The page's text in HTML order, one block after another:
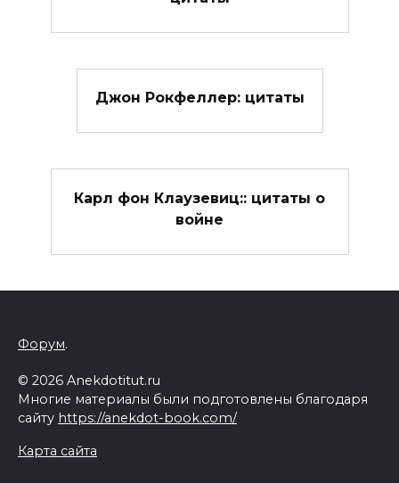
Джон Рокфеллер: цитаты
Карл фон Клаузевиц:: цитаты о
войне
Форум.
© 2026 Anekdotitut.ru
Многие материалы были подготовлены благодаря
сайту https://anekdot-book.com/
Карта сайта